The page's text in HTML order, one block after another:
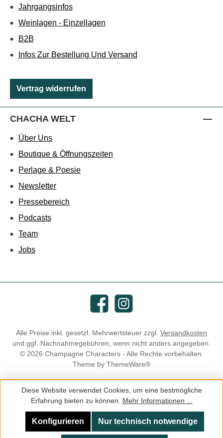
Jahrgangsinfos
Weinlagen - Einzellagen
B2B
Infos Zur Bestellung Und Versand
Vertrag widerrufen
CHACHA WELT
Über Uns
Boutique & Öffnungszeiten
Perlage & Poesie
Newsletter
Pressebereich
Podcasts
Team
Jobs
FacebookInstagram
Alle Preise inkl. gesetzl. Mehrwertsteuer zzgl. Versandkosten
und ggf. Nachnahmegebühren, wenn nicht anders angegeben.
© 2026 Champagne Characters - Alle Rechte vorbehalten.
Theme by ThemeWare®
Diese Website verwendet Cookies, um eine bestmögliche
Erfahrung bieten zu können. Mehr Informationen ...
Nur technisch notwendige
Konfigurieren